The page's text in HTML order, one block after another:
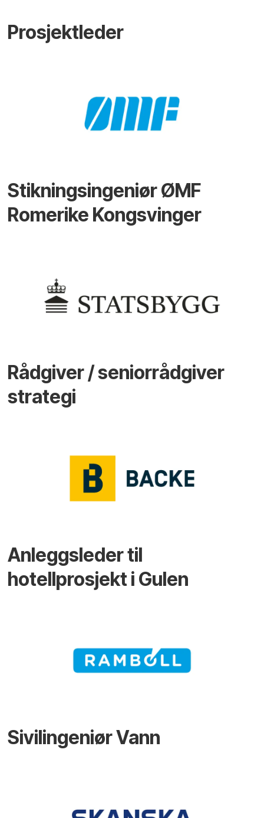
Prosjektleder
Stikningsingeniør ØMF
Romerike Kongsvinger
Rådgiver / seniorrådgiver
strategi
Anleggsleder til
hotellprosjekt i Gulen
Sivilingeniør Vann